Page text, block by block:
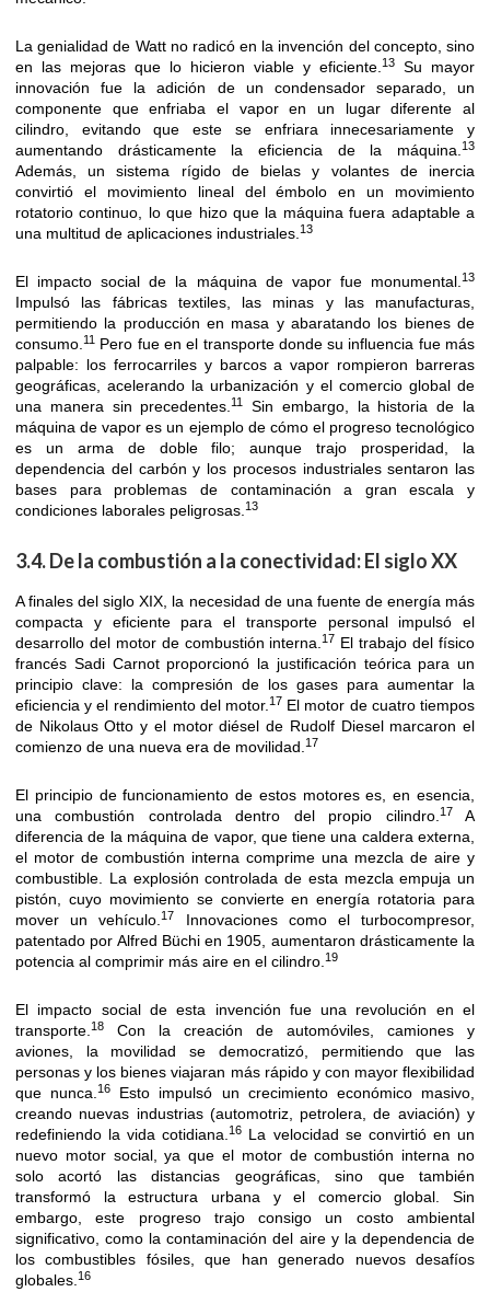
La genialidad de Watt no radicó en la invención del concepto, sino
en las mejoras que lo hicieron viable y eficiente.13
Su mayor
innovación fue la adición de un condensador separado, un
componente que enfriaba el vapor en un lugar diferente al
cilindro, evitando que este se enfriara innecesariamente y
aumentando drásticamente la eficiencia de la máquina.13
Además, un sistema rígido de bielas y volantes de inercia
convirtió el movimiento lineal del émbolo en un movimiento
rotatorio continuo, lo que hizo que la máquina fuera adaptable a
una multitud de aplicaciones industriales.13
El impacto social de la máquina de vapor fue monumental.13
Impulsó las fábricas textiles, las minas y las manufacturas,
permitiendo la producción en masa y abaratando los bienes de
consumo.11 Pero fue en el transporte donde su influencia fue más
palpable: los ferrocarriles y barcos a vapor rompieron barreras
geográficas, acelerando la urbanización y el comercio global de
una manera sin precedentes.11
Sin embargo, la historia de la
máquina de vapor es un ejemplo de cómo el progreso tecnológico
es un arma de doble filo; aunque trajo prosperidad, la
dependencia del carbón y los procesos industriales sentaron las
bases para problemas de contaminación a gran escala y
condiciones laborales peligrosas.13
3.4. De la combustión a la conectividad: El siglo XX
A finales del siglo XIX, la necesidad de una fuente de energía más
compacta y eficiente para el transporte personal impulsó el
desarrollo del motor de combustión interna.17 El trabajo del físico
francés Sadi Carnot proporcionó la justificación teórica para un
principio clave: la compresión de los gases para aumentar la
eficiencia y el rendimiento del motor.17 El motor de cuatro tiempos
de Nikolaus Otto y el motor diésel de Rudolf Diesel marcaron el
comienzo de una nueva era de movilidad.17
El principio de funcionamiento de estos motores es, en esencia,
una combustión controlada dentro del propio cilindro.17
A
diferencia de la máquina de vapor, que tiene una caldera externa,
el motor de combustión interna comprime una mezcla de aire y
combustible. La explosión controlada de esta mezcla empuja un
pistón, cuyo movimiento se convierte en energía rotatoria para
mover un vehículo.17
Innovaciones como el turbocompresor,
patentado por Alfred Büchi en 1905, aumentaron drásticamente la
potencia al comprimir más aire en el cilindro.19
El impacto social de esta invención fue una revolución en el
transporte.18
Con la creación de automóviles, camiones y
aviones, la movilidad se democratizó, permitiendo que las
personas y los bienes viajaran más rápido y con mayor flexibilidad
que nunca.16
Esto impulsó un crecimiento económico masivo,
creando nuevas industrias (automotriz, petrolera, de aviación) y
redefiniendo la vida cotidiana.16 La velocidad se convirtió en un
nuevo motor social, ya que el motor de combustión interna no
solo acortó las distancias geográficas, sino que también
transformó la estructura urbana y el comercio global. Sin
embargo, este progreso trajo consigo un costo ambiental
significativo, como la contaminación del aire y la dependencia de
los combustibles fósiles, que han generado nuevos desafíos
globales.16